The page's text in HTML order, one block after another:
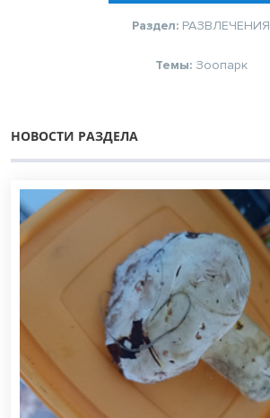
Раздел: РАЗВЛЕЧЕНИЯ
Темы: Зоопарк
НОВОСТИ РАЗДЕЛА